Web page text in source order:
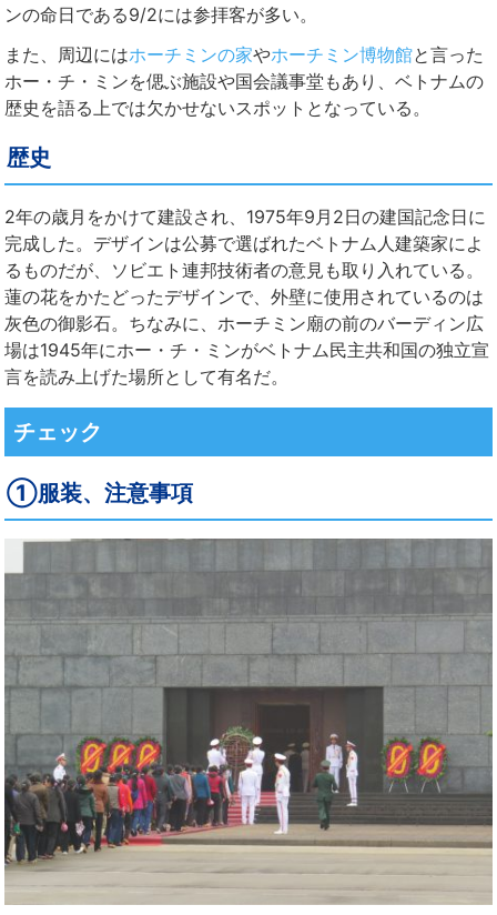
ンの命日である9/2には参拝客が多い。
また、周辺にはホーチミンの家やホーチミン博物館と言った
ホー・チ・ミンを偲ぶ施設や国会議事堂もあり、ベトナムの
歴史を語る上では欠かせないスポットとなっている。
歴史
2年の歳月をかけて建設され、1975年9月2日の建国記念日に
完成した。デザインは公募で選ばれたベトナム人建築家によ
るものだが、ソビエト連邦技術者の意見も取り入れている。
蓮の花をかたどったデザインで、外壁に使用されているのは
灰色の御影石。ちなみに、ホーチミン廟の前のバーディン広
場は1945年にホー・チ・ミンがベトナム民主共和国の独立宣
言を読み上げた場所として有名だ。
チェック
①服装、注意事項